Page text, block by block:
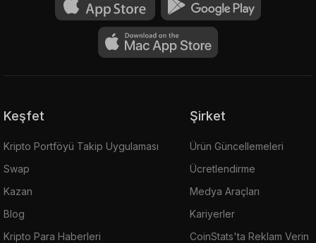
Keşfet
Kripto Portföyü Takip Uygulaması
Swap
Kazan
Blog
Kripto Para Haberleri
Şirket
Ürün Güncellemeleri
Ücretlendirme
Medya Araçları
Kariyerler
CoinStats'ta Reklam Verin